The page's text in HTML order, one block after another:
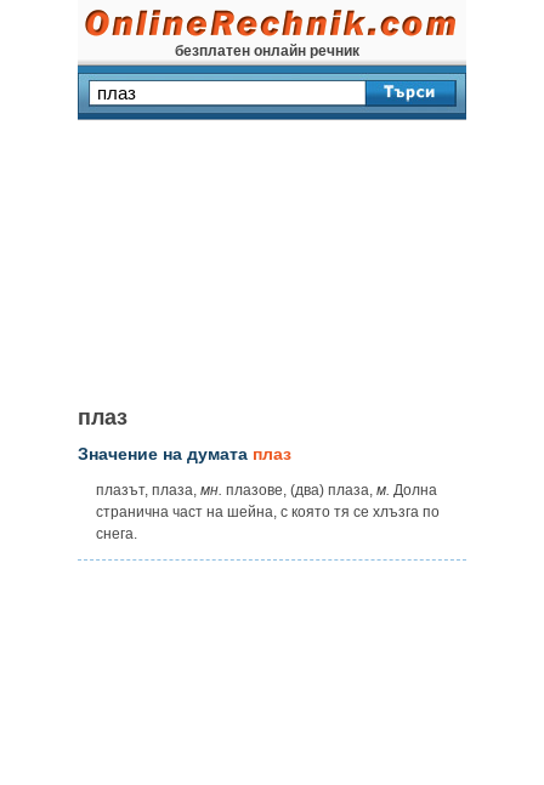
безплатен онлайн речник
плаз
Значение на думата плаз
плазът, плаза, мн. плазове, (два) плаза, м. Долна
странична част на шейна, с която тя се хлъзга по
снега.